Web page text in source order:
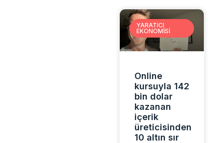
YARATICI
EKONOMISI
Online
kursuyla 142
bin dolar
kazanan
içerik
üreticisinden
10 altın sır